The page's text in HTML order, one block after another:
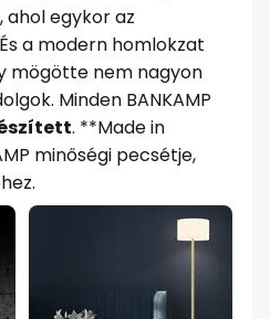
egykor az
a modern homlokzat
mögötte nem nagyon
Minden BANKAMP
. **Made in
minőségi pecsétje,